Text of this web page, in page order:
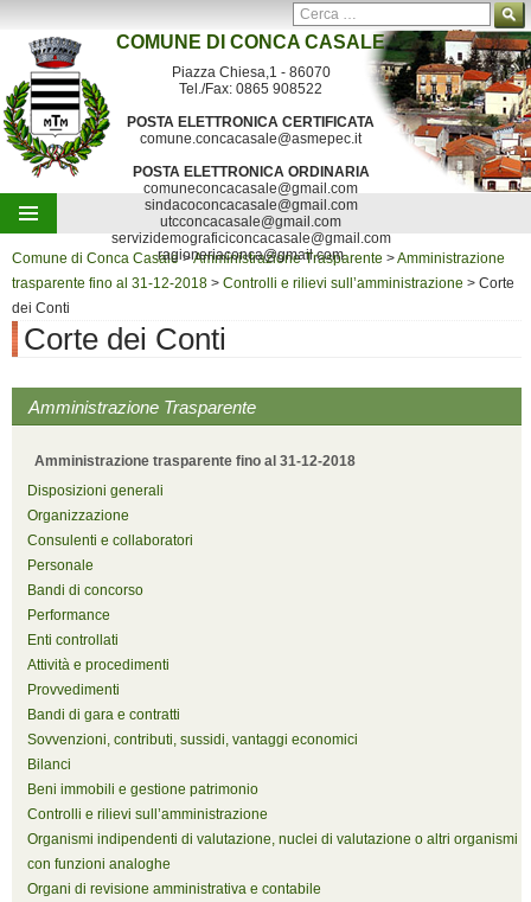
Ricerca per:
Contatti Mappa del sito Segnalazioni
COMUNE DI CONCA CASALE
Piazza Chiesa,1 - 86070
Tel./Fax: 0865 908522
POSTA ELETTRONICA CERTIFICATA
comune.concacasale@asmepec.it
POSTA ELETTRONICA ORDINARIA
comuneconcacasale@gmail.com
sindacoconcacasale@gmail.com
utcconcacasale@gmail.com
servizidemograficiconcacasale@gmail.com
ragioneriaconca@gmail.com
Vai al contenuto
Comune di Conca Casale>Amministrazione Trasparente >Amministrazione
trasparente fino al 31-12-2018 > Controlli e rilievi sull’amministrazione > Corte
dei Conti
Corte dei Conti
Amministrazione Trasparente
Amministrazione trasparente fino al 31-12-2018
Disposizioni generali
Organizzazione
Consulenti e collaboratori
Personale
Bandi di concorso
Performance
Enti controllati
Attività e procedimenti
Provvedimenti
Bandi di gara e contratti
Sovvenzioni, contributi, sussidi, vantaggi economici
Bilanci
Beni immobili e gestione patrimonio
Controlli e rilievi sull’amministrazione
Organismi indipendenti di valutazione, nuclei di valutazione o altri organismi
con funzioni analoghe
Organi di revisione amministrativa e contabile